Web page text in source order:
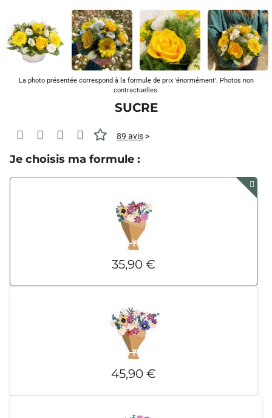
La photo présentée correspond à la formule de prix 'énormément'. Photos non
contractuelles.
SUCRE
89 avis >
Je choisis ma formule :
35,90 €
45,90 €